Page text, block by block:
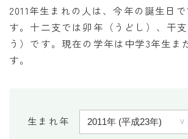
暮らしの豆知識
暮らしのマナー
子育て豆知識
暮らしの計算
2011年生まれの人は、今年の誕生日で
す。十二支では卯年（うどし）、干
う）です。現在の学年は中学3年生ま
す。
生まれ年